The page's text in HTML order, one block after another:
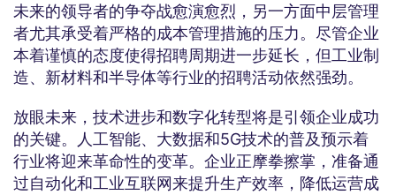
未来的领导者的争夺战愈演愈烈，另一方面中层管理
者尤其承受着严格的成本管理措施的压力。尽管企业
本着谨慎的态度使得招聘周期进一步延长，但工业制
造、新材料和半导体等行业的招聘活动依然强劲。
放眼未来，技术进步和数字化转型将是引领企业成功
的关键。人工智能、大数据和5G技术的普及预示着
行业将迎来革命性的变革。企业正摩拳擦掌，准备通
过自动化和工业互联网来提升生产效率，降低运营成